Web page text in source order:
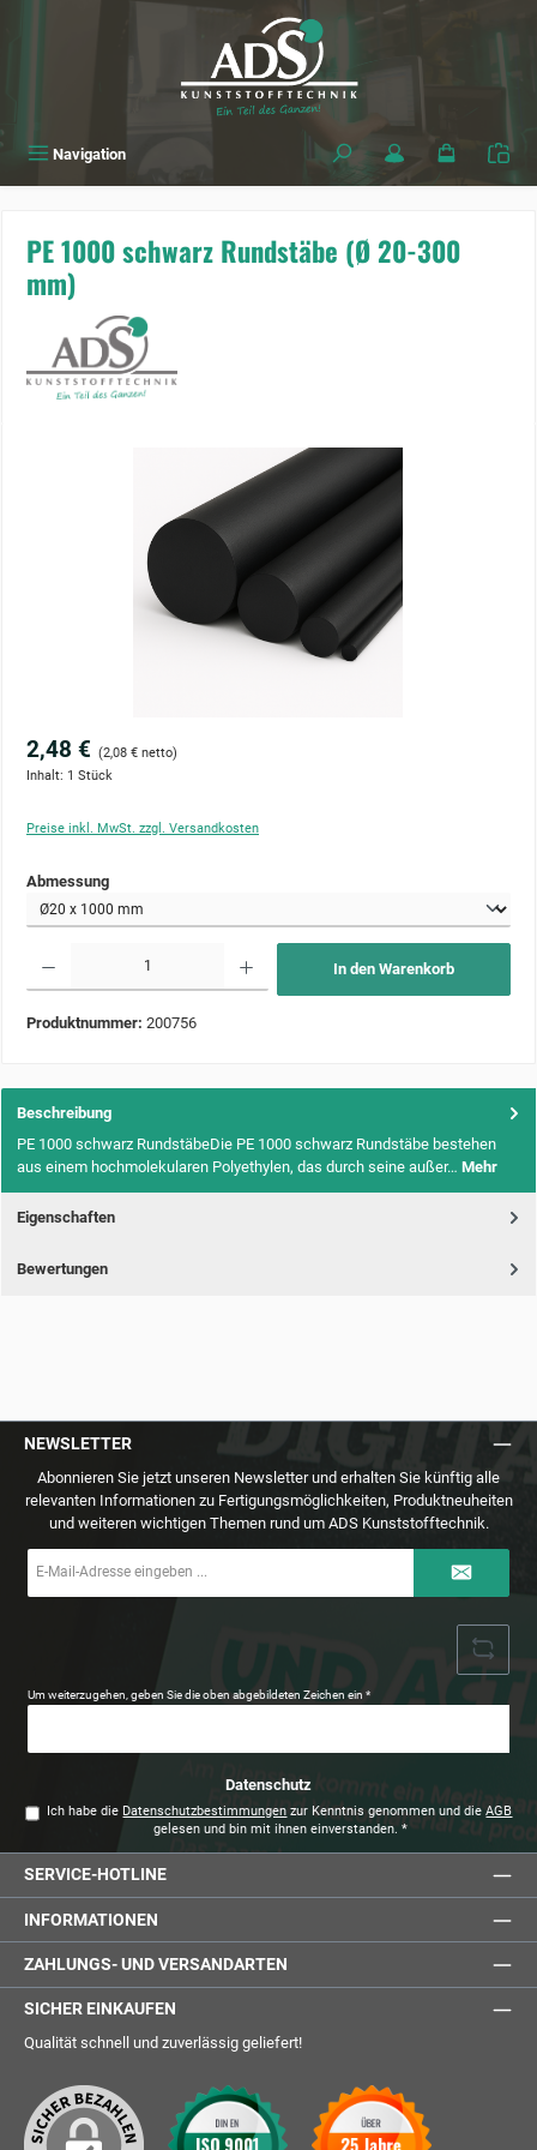
Navigation
PE 1000 schwarz Rundstäbe (Ø 20-300
mm)
2,48 € (2,08 € netto)
Inhalt: 1 Stück
Preise inkl. MwSt. zzgl. Versandkosten
Abmessungauswählen
In den Warenkorb
Produktnummer: 200756
Beschreibung
PE 1000 schwarz RundstäbeDie PE 1000 schwarz Rundstäbe bestehen
aus einem hochmolekularen Polyethylen, das durch seine außer… Mehr
Eigenschaften
Bewertungen
NEWSLETTER
Abonnieren Sie jetzt unseren Newsletter und erhalten Sie künftig alle
relevanten Informationen zu Fertigungsmöglichkeiten, Produktneuheiten
und weiteren wichtigen Themen rund um ADS Kunststofftechnik.
Mail-
Um weiterzugehen, geben Sie die oben abgebildeten Zeichen ein*
Datenschutz
Ich habe die Datenschutzbestimmungen zur Kenntnis genommen und dieAGB
gelesen und bin mit ihnen einverstanden. *
SERVICE-HOTLINE
INFORMATIONEN
ZAHLUNGS- UND VERSANDARTEN
SICHER EINKAUFEN
Qualität schnell und zuverlässig geliefert!